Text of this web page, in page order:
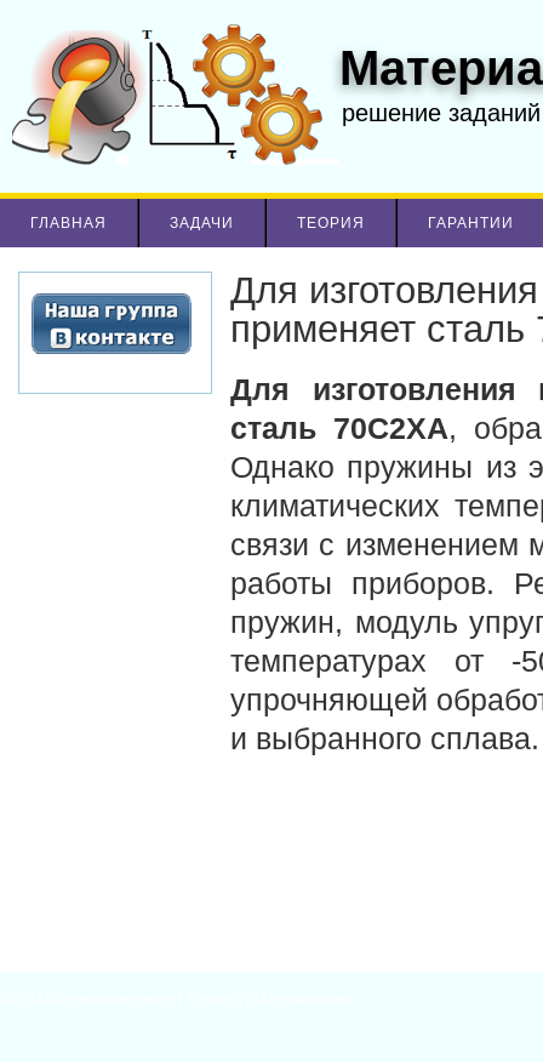
решение
ГЛАВНАЯ ЗАДАЧИ ТЕОРИЯ ГАРАНТИИ
Для
применяет
Для
сталь 70С2ХА,
Однако пружины из
климатических
связи с изменением
работы приборов.
пружин, модуль
температурах от
упрочняющей
и выбранного сплава.